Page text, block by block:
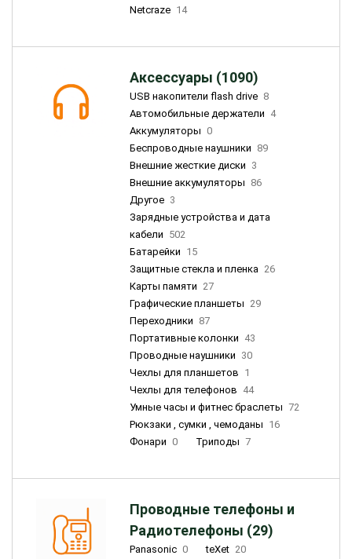
Netcraze 14
Аксессуары (1090)
USB накопители flash drive 8
Автомобильные держатели 4
Аккумуляторы 0
Беспроводные наушники 89
Внешние жесткие диски 3
Внешние аккумуляторы 86
Другое 3
Зарядные устройства и дата
кабели 502
Батарейки 15
Защитные стекла и пленка 26
Карты памяти 27
Графические планшеты 29
Переходники 87
Портативные колонки 43
Проводные наушники 30
Чехлы для планшетов 1
Чехлы для телефонов 44
Умные часы и фитнес браслеты 72
Рюкзаки , сумки , чемоданы 16
Фонари 0 Триподы 7
Проводные телефоны и
Радиотелефоны (29)
Panasonic 0 teXet 20